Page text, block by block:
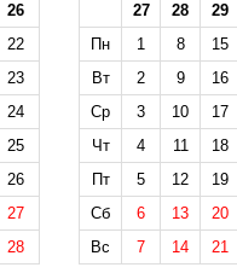
26
22
23
24
25
26
27
28
27 28 29
Пн
1 8 15
Вт
2 9 16
Ср
3 10 17
Чт
4 11 18
Пт
5 12 19
Сб
6 13 20
Вс
7 14 21